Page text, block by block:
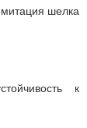
шелка
к